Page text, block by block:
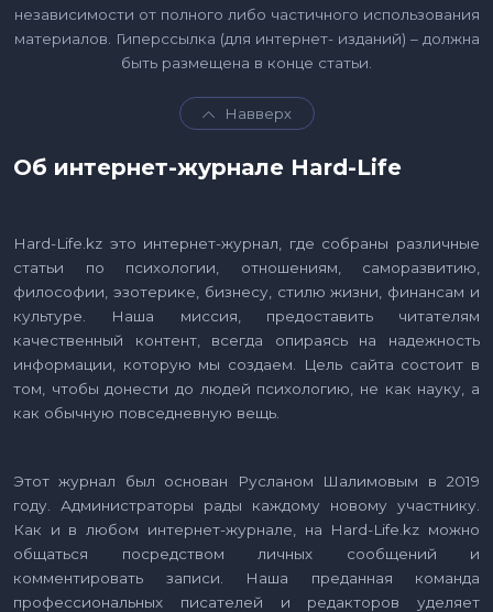
независимости от полного либо частичного использования
материалов. Гиперссылка (для интернет- изданий) – должна
быть размещена в конце статьи.
Навверх
Об интернет-журнале Hard-Life
Hard-Life.kz это интернет-журнал, где собраны различные
статьи по психологии, отношениям, саморазвитию,
философии, эзотерике, бизнесу, стилю жизни, финансам и
культуре. Наша миссия, предоставить читателям
качественный контент, всегда опираясь на надежность
информации, которую мы создаем. Цель сайта состоит в
том, чтобы донести до людей психологию, не как науку, а
как обычную повседневную вещь.
Этот журнал был основан Русланом Шалимовым в 2019
году. Администраторы рады каждому новому участнику.
Как и в любом интернет-журнале, на Hard-Life.kz можно
общаться посредством личных сообщений и
комментировать записи. Наша преданная команда
профессиональных писателей и редакторов уделяет